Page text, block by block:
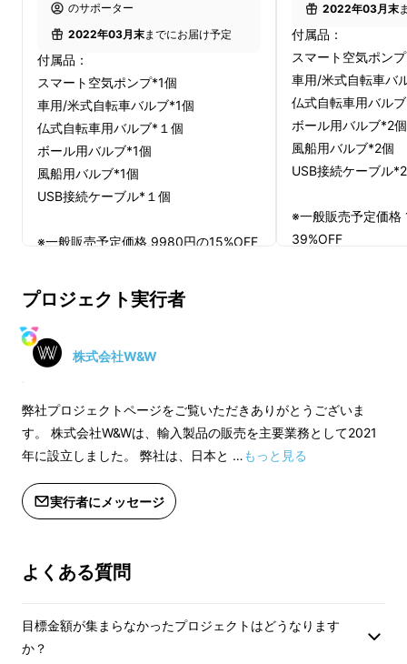
給油が終わってガソリンスタンドを出発した
後、しまった！タイヤの空気圧を
チェックしなかった！と思ったことはありませ
んか？
この「スマート空気ポンプ」があれば、もう心
空気を入れられます！
リターン品の配送が完了するまで株式会社
のサポーター
2022年03月末までにお届け予定
付属品：
スマート空気ポンプ*1個
車用/米式自転車バルブ*1個
仏式自転車用バルブ*１個
ボール用バルブ*1個
風船用バルブ*1個
USB接続ケーブル*１個
※一般販売予定価格 9980円の15%OFF
＜確認事項＞
※使用感等に関する返品・返金はお受
けいたしかねます。
イン・仕様が一部変更になる可能性も
ございます。
※ご支援の数が想定を上回った場合、
遅れる場合がございます。
※本プロジェクトを通して想定を上回
いる環境から量産体制を更に整えるこ
とができた場合、正規販売価格が予定
2022年03月末
付属品：
スマート空気ポン
車用/米式自転車バ
仏式自転車用バル
ボール用バルブ*2個
風船用バルブ*2個
USB接続ケーブル
※一般販売予定価
39%OFF
ございます。
※ご支援の数が想定
製造工程上の都合
プロジェクト実行者
株式会社W&W
弊社プロジェクトページをご覧いただきありがとうございま
す。 株式会社W&Wは、輸入製品の販売を主要業務として2021
年に設立しました。 弊社は、日本と …もっと見る
実行者にメッセージ
よくある質問
目標金額が集まらなかったプロジェクトはどうなります
か？